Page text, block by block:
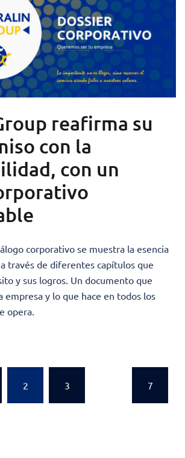
reafirma su
con la
con un
corporativo se muestra la esencia
través de diferentes capítulos que
y sus logros. Un documento que
empresa y lo que hace en todos los
opera.
2 3 7